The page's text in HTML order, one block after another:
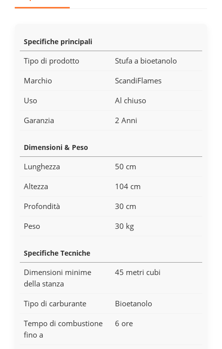
Specifiche principali
Tipo di prodotto
Stufa a bioetanolo
Marchio
ScandiFlames
Uso
Al chiuso
Garanzia
2 Anni
Dimensioni & Peso
Lunghezza
50 cm
Altezza
104 cm
Profondità
30 cm
Peso
30 kg
Specifiche Tecniche
Dimensioni minime
della stanza
45 metri cubi
Tipo di carburante
Bioetanolo
Tempo di combustione
fino a
6 ore